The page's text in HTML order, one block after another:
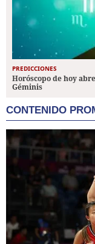
PREDICCIONES
Horóscopo de hoy
Géminis
CONTENIDO